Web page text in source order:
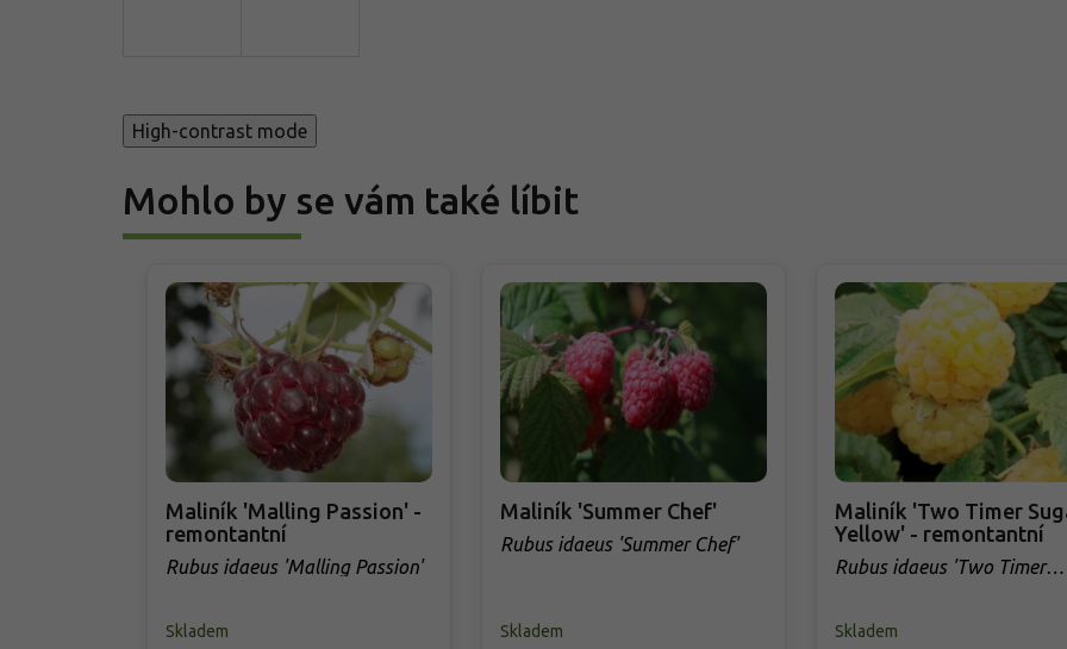
High-contrast mode
Mohlo by se vám také líbit
Maliník 'Malling Passion' -
remontantní
Rubus idaeus 'Malling Passion'
Skladem
Maliník 'Summer Chef'
Rubus idaeus 'Summer Chef'
Skladem
Maliník 'Two Timer
Yellow' - remontantní
Rubus idaeus 'Two Timer
Skladem